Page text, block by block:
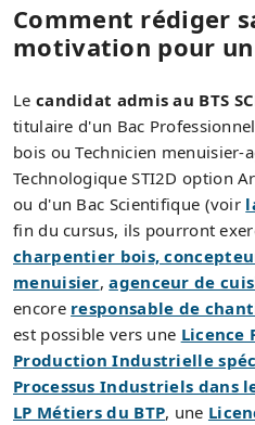
Comment rédiger
motivation pour un
Le candidat admis au BTS
titulaire d'un Bac
bois ou Technicien menuisier-
Technologique STI2D option
ou d'un Bac Scientifique (voir
fin du cursus, ils pourront
charpentier bois,
menuisier,agenceur de
encore responsable de
est possible vers une Licence
Production Industrielle
Processus Industriels dans
LP Métiers du BTP, une